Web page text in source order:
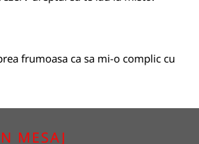
frumoasa ca sa mi-o complic cu
MESAJ